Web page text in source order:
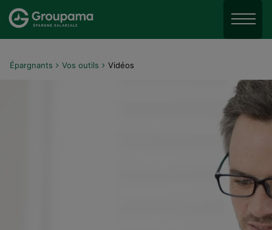
Aller au menu
Aller au contenu
Menu
Épargnants Vos outils Vidéos